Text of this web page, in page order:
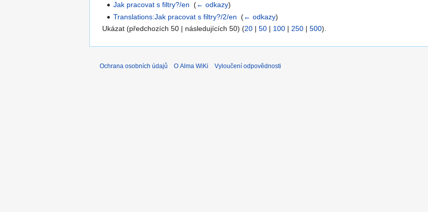
Jak pracovat s filtry?/en ‎(← odkazy)
Translations:Jak pracovat s filtry?/2/en ‎(← odkazy)
Ukázat (předchozích 50 | následujících 50) (20 | 50 | 100 | 250 | 500).
Ochrana osobních údajů O Alma WiKi Vyloučení odpovědnosti